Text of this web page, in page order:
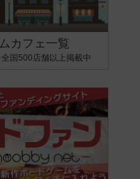
カフェ一覧
国500店舗以上掲載中